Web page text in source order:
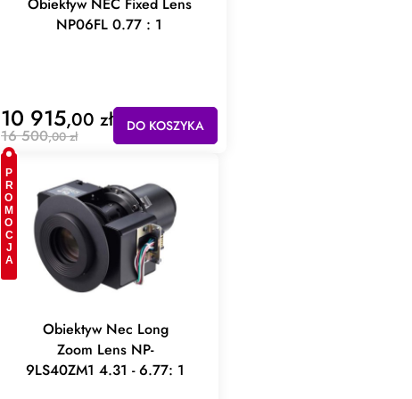
Obiektyw NEC Fixed Lens
NP06FL 0.77 : 1
10 915,00 zł
16 500,00 zł
DO KOSZYKA
PROMOCJA
Obiektyw Nec Long
Zoom Lens NP-
9LS40ZM1 4.31 - 6.77: 1